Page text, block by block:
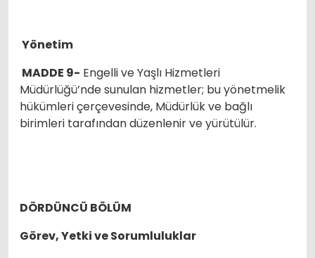
Yönetim
MADDE 9- Engelli ve Yaşlı Hizmetleri
Müdürlüğü’nde sunulan hizmetler; bu yönetmelik
hükümleri çerçevesinde, Müdürlük ve bağlı
birimleri tarafından düzenlenir ve yürütülür.
DÖRDÜNCÜ BÖLÜM
Görev, Yetki ve Sorumluluklar